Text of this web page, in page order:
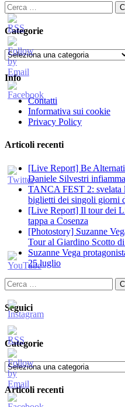
Ricerca
per:
Categorie
Categorie
Info
Contatti
Informativa sui cookie
Privacy Policy
Articoli recenti
[Live Report] Be
Daniele Silvestri
TANCA FEST 2: svelata
biglietti dei singoli giorni
[Live Report] Il tour dei
tappa a Cosenza
[Photostory] Suzanne
Tour al Giardino Scotto di
Suzanne Vega
25 luglio
Ricerca
per:
Seguici
Categorie
Categorie
Articoli recenti